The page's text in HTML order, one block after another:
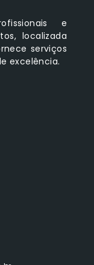
e
localizada
serviços
excelência.